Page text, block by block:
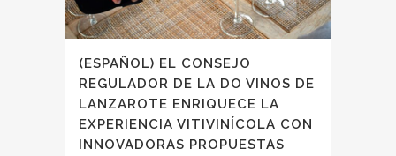
(ESPAÑOL) EL CONSEJO
REGULADOR DE LA DO VINOS DE
LANZAROTE ENRIQUECE LA
EXPERIENCIA VITIVINÍCOLA CON
INNOVADORAS PROPUESTAS